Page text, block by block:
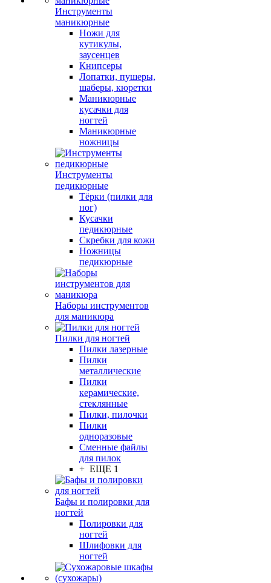
Инструменты
маникюрные
Ножи для
кутикулы,
заусенцев
Книпсеры
Лопатки, пушеры,
шаберы, кюретки
Маникюрные
кусачки для
ногтей
Маникюрные
ножницы
Инструменты
педикюрные
Тёрки (пилки для
ног)
Кусачки
педикюрные
Скребки для кожи
Ножницы
педикюрные
Наборы инструментов
для маникюра
Пилки для ногтей
Пилки лазерные
Пилки
металлические
Пилки
керамические,
стеклянные
Пилки, пилочки
Пилки
одноразовые
Сменные файлы
для пилок
+ ЕЩЕ 1
Бафы и полировки для
ногтей
Полировки для
ногтей
Шлифовки для
ногтей